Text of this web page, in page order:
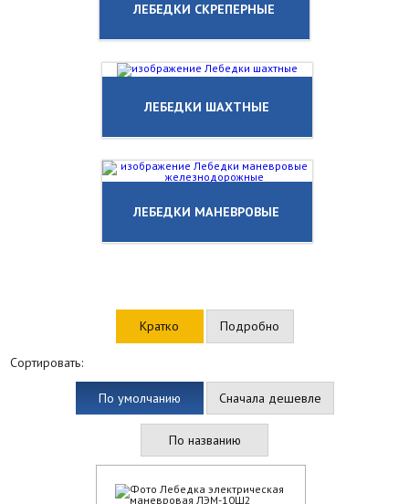
ЛЕБЕДКИ СКРЕПЕРНЫЕ
ЛЕБЕДКИ ШАХТНЫЕ
ЛЕБЕДКИ МАНЕВРОВЫЕ
Кратко Подробно
Сортировать:
По умолчанию Сначала дешевле
По названию